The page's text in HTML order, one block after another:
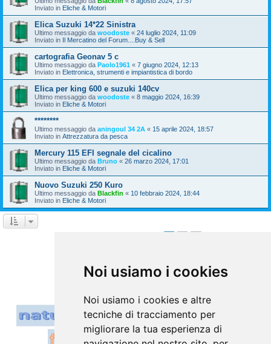
Noi usiamo i cookies
Noi usiamo i cookies e altre
tecniche di tracciamento per
migliorare la tua esperienza di
Inviato in Eliche & Motori
Elica Suzuki 14*22 Sinistra
Ultimo messaggio da woodoste « 24 luglio 2024, 11:09
Inviato in Il Mercatino del Forum....Buy & Sell
cartografia Geonav 5 c
Ultimo messaggio da Paolo1961 « 7 giugno 2024, 12:13
Inviato in Elettronica, strumenti e impiantistica di bordo
Elica per king 600 e suzuki 140cv
Ultimo messaggio da woodoste « 8 maggio 2024, 16:39
Inviato in Eliche & Motori
********
Ultimo messaggio da aningoul 34 2A « 15 aprile 2024, 18:57
Inviato in Attrezzatura da pesca
Mercury 115 EFI segnale del cicalino
Ultimo messaggio da Bruno « 26 marzo 2024, 17:01
Inviato in Eliche & Motori
Nuovo Suzuki 250 Kuro
Ultimo messaggio da Blackfin « 10 febbraio 2024, 18:44
Inviato in Eliche & Motori